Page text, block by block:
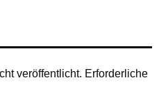
veröffentlicht. Erforderliche